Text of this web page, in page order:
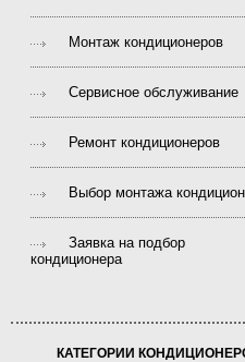
Монтаж кондиционеров
Сервисное обслуживание
Ремонт кондиционеров
Выбор монтажа
Заявка на подбор
кондиционера
КАТЕГОРИИ